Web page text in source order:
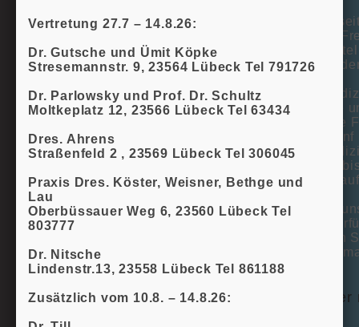
Es ist uns
Mit großer
Unsere
Paediatrice
(BVKJ). Die
Jahre. In
Ernährung
Wir freuen
Seiten zu
Bitte lassen
uns eine e-
Bitte
Vertretung 27.7 – 14.8.26:
Dr. Gutsche und Ümit Köpke
Stresemannstr. 9, 23564 Lübeck Tel 791726
Dr. Parlowsky und Prof. Dr. Schultz
Moltkeplatz 12, 23566 Lübeck Tel 63434
Dres. Ahrens
Straßenfeld 2 , 23569 Lübeck Tel 306045
Praxis Dres. Köster, Weisner, Bethge und
Lau
Oberbüssauer Weg 6, 23560 Lübeck Tel
803777
Dr. Nitsche
Lindenstr.13, 23558 Lübeck Tel 861188
Zusätzlich vom 10.8. – 14.8.26: